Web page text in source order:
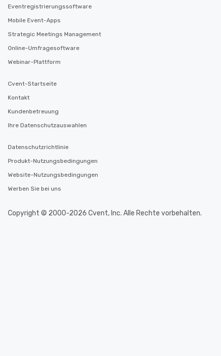
Eventregistrierungssoftware
Mobile Event-Apps
Strategic Meetings Management
Online-Umfragesoftware
Webinar-Plattform
Cvent-Startseite
Kontakt
Kundenbetreuung
Ihre Datenschutzauswahlen
Datenschutzrichtlinie
Produkt-Nutzungsbedingungen
Website-Nutzungsbedingungen
Werben Sie bei uns
Copyright © 2000-2026 Cvent, Inc. Alle Rechte vorbehalten.